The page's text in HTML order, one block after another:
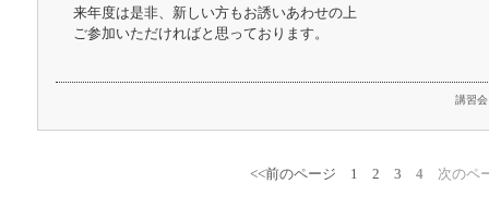
来年度は是非、新しい方もお誘いあわせの上
ご参加いただければと思っております。
講習会
<<前のページ 1 2 3 4 次のペ